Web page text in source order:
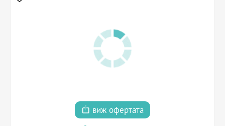
виж офертата